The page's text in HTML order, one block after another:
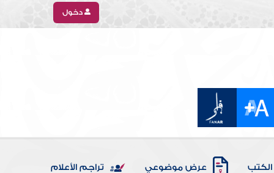
دخول
الكتب عرض موضوعي تراجم الأعلام